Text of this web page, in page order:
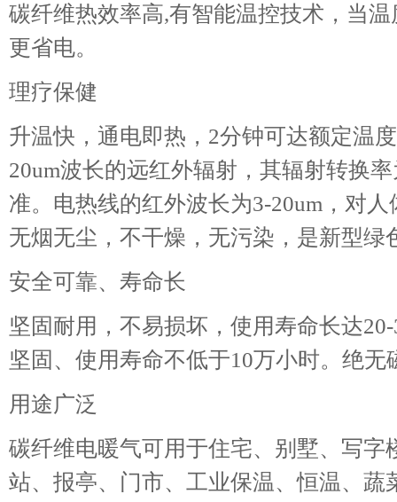
碳纤维热效率高,有智能温控技术，当
更省电。
理疗保健
升温快，通电即热，2分钟可达额定温
20um波长的远红外辐射，其辐射转换
准。电热线的红外波长为3-20um，对
无烟无尘，不干燥，无污染，是新型绿
安全可靠、寿命长
坚固耐用，不易损坏，使用寿命长达
坚固、使用寿命不低于10万小时。绝无
用途广泛
碳纤维电暖气可用于住宅、别墅、写
站、报亭、门市、工业保温、恒温、